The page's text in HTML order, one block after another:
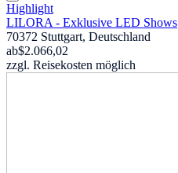
Highlight
LILORA - Exklusive LED Shows
70372 Stuttgart, Deutschland
ab$2.066,02
zzgl. Reisekosten möglich